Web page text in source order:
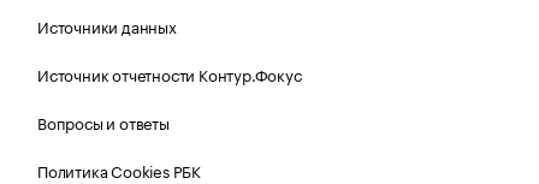
Источники данных
Источник отчетности Контур.Фокус
Вопросы и ответы
Политика Cookies РБК